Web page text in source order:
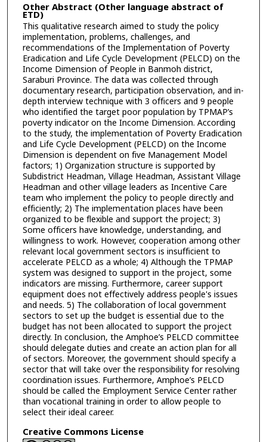
Other Abstract (Other language abstract of
ETD)
This qualitative research aimed to study the policy
implementation, problems, challenges, and
recommendations of the Implementation of Poverty
Eradication and Life Cycle Development (PELCD) on the
Income Dimension of People in Banmoh district,
Saraburi Province. The data was collected through
documentary research, participation observation, and in-
depth interview technique with 3 officers and 9 people
who identified the target poor population by TPMAP’s
poverty indicator on the Income Dimension. According
to the study, the implementation of Poverty Eradication
and Life Cycle Development (PELCD) on the Income
Dimension is dependent on five Management Model
factors; 1) Organization structure is supported by
Subdistrict Headman, Village Headman, Assistant Village
Headman and other village leaders as Incentive Care
team who implement the policy to people directly and
efficiently; 2) The implementation places have been
organized to be flexible and support the project; 3)
Some officers have knowledge, understanding, and
willingness to work. However, cooperation among other
relevant local government sectors is insufficient to
accelerate PELCD as a whole; 4) Although the TPMAP
system was designed to support in the project, some
indicators are missing. Furthermore, career support
equipment does not effectively address people's issues
and needs. 5) The collaboration of local government
sectors to set up the budget is essential due to the
budget has not been allocated to support the project
directly. In conclusion, the Amphoe’s PELCD committee
should delegate duties and create an action plan for all
of sectors. Moreover, the government should specify a
sector that will take over the responsibility for resolving
coordination issues. Furthermore, Amphoe’s PELCD
should be called the Employment Service Center rather
than vocational training in order to allow people to
select their ideal career.
Creative Commons License